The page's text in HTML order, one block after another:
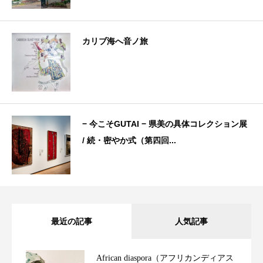
カリブ海へ音ノ旅
− 今こそGUTAI − 県美の具体コレクション展
/ 続・密やか式（第四回...
最近の記事 人気記事
African diaspora（アフリカンディアス